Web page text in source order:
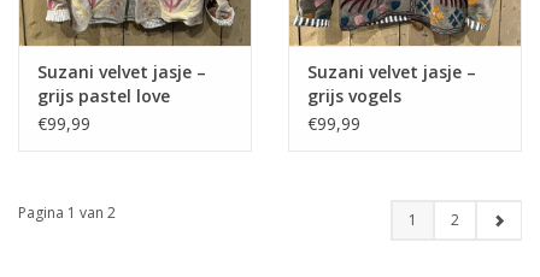
Suzani velvet jasje –
grijs pastel love
€99,99
Suzani velvet jasje –
grijs vogels
€99,99
Pagina 1 van 2 1 2